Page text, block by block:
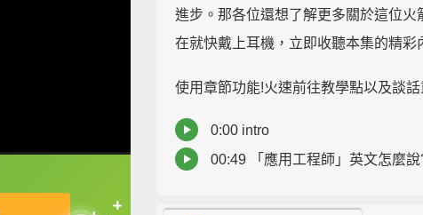
進步。那各位還想了解更多關於這位火
在就快戴上耳機，立即收聽本集的精彩
使用章節功能!火速前往教學點以及談話
0:00 intro
00:49 「應用工程師」英文怎麼說